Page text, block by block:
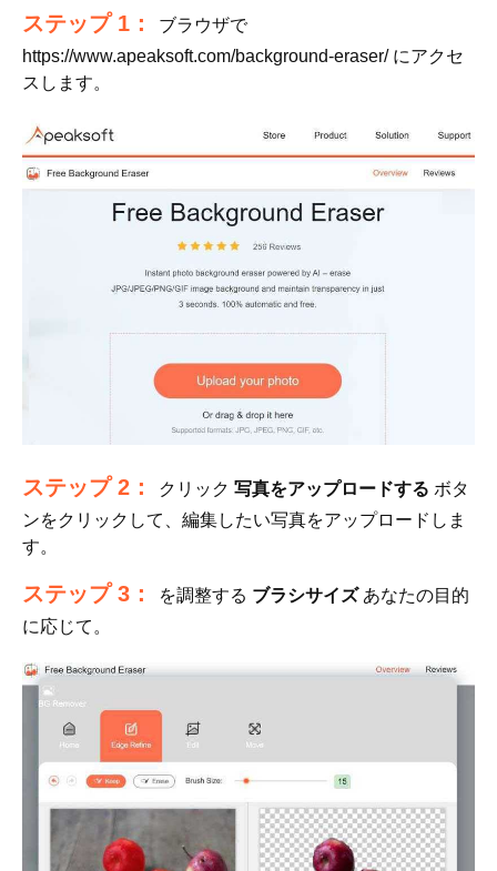
ステップ 1：
ブラウザで
https://www.apeaksoft.com/background-eraser/ にアクセ
スします。
ステップ 2： クリック 写真をアップロードする ボタ
ンをクリックして、編集したい写真をアップロードしま
す。
ステップ 3： を調整する ブラシサイズあなたの目的
に応じて。